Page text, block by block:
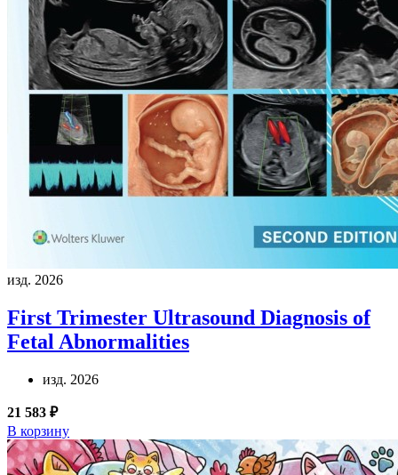
изд. 2026
First Trimester Ultrasound Diagnosis of
Fetal Abnormalities
изд. 2026
21 583 ₽
В корзину